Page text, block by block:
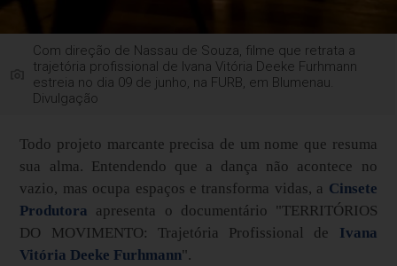
Com direção de Nassau de Souza, filme que retrata a
trajetória profissional de Ivana Vitória Deeke Furhmann
estreia no dia 09 de junho, na FURB, em Blumenau.
Divulgação
Todo projeto marcante precisa de um nome que resuma
sua alma. Entendendo que a dança não acontece no
vazio, mas ocupa espaços e transforma vidas, a Cinsete
Produtora apresenta o documentário "TERRITÓRIOS
DO MOVIMENTO: Trajetória Profissional de Ivana
Vitória Deeke Furhmann".